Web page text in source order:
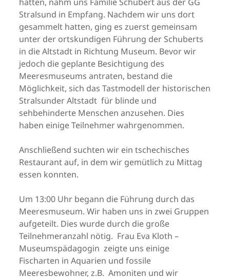
Stralsund in Empfang. Nachdem wir uns dort
gesammelt hatten, ging es zuerst gemeinsam
unter der ortskundigen Führung der Schuberts
in die Altstadt in Richtung Museum. Bevor wir
jedoch die geplante Besichtigung des
Meeresmuseums antraten, bestand die
Möglichkeit, sich das Tastmodell der historischen
Stralsunder Altstadt für blinde und
sehbehinderte Menschen anzusehen. Dies
haben einige Teilnehmer wahrgenommen.
Anschließend suchten wir ein tschechisches
Restaurant auf, in dem wir gemütlich zu Mittag
essen konnten.
Um 13:00 Uhr begann die Führung durch das
Meeresmuseum. Wir haben uns in zwei Gruppen
aufgeteilt. Dies wurde durch die große
Teilnehmeranzahl nötig. Frau Eva Kloth –
Museumspädagogin zeigte uns einige
Fischarten in Aquarien und fossile
Meeresbewohner, z.B. Amoniten und wir